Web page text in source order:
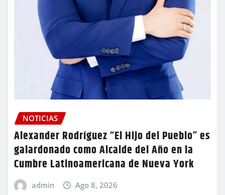
NOTICIAS
Alexander Rodríguez “El Hijo del Pueblo” es
galardonado como Alcalde del Año en la
Cumbre Latinoamericana de Nueva York
admin Ago 8, 2026